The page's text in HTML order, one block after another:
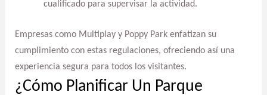
cualificado para supervisar la actividad.
Empresas como Multiplay y Poppy Park enfatizan su
cumplimiento con estas regulaciones, ofreciendo así una
experiencia segura para todos los visitantes.
¿Cómo Planificar Un Parque